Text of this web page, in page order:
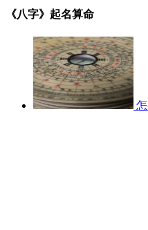
《八字》起名算命